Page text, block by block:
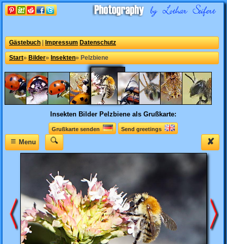
Gästebuch Impressum Datenschutz
Start» Bilder» Insekten» Pelzbiene
Insekten Bilder Pelzbiene als Grußkarte:
Grußkarte senden Send greetings
✘
≡Menu